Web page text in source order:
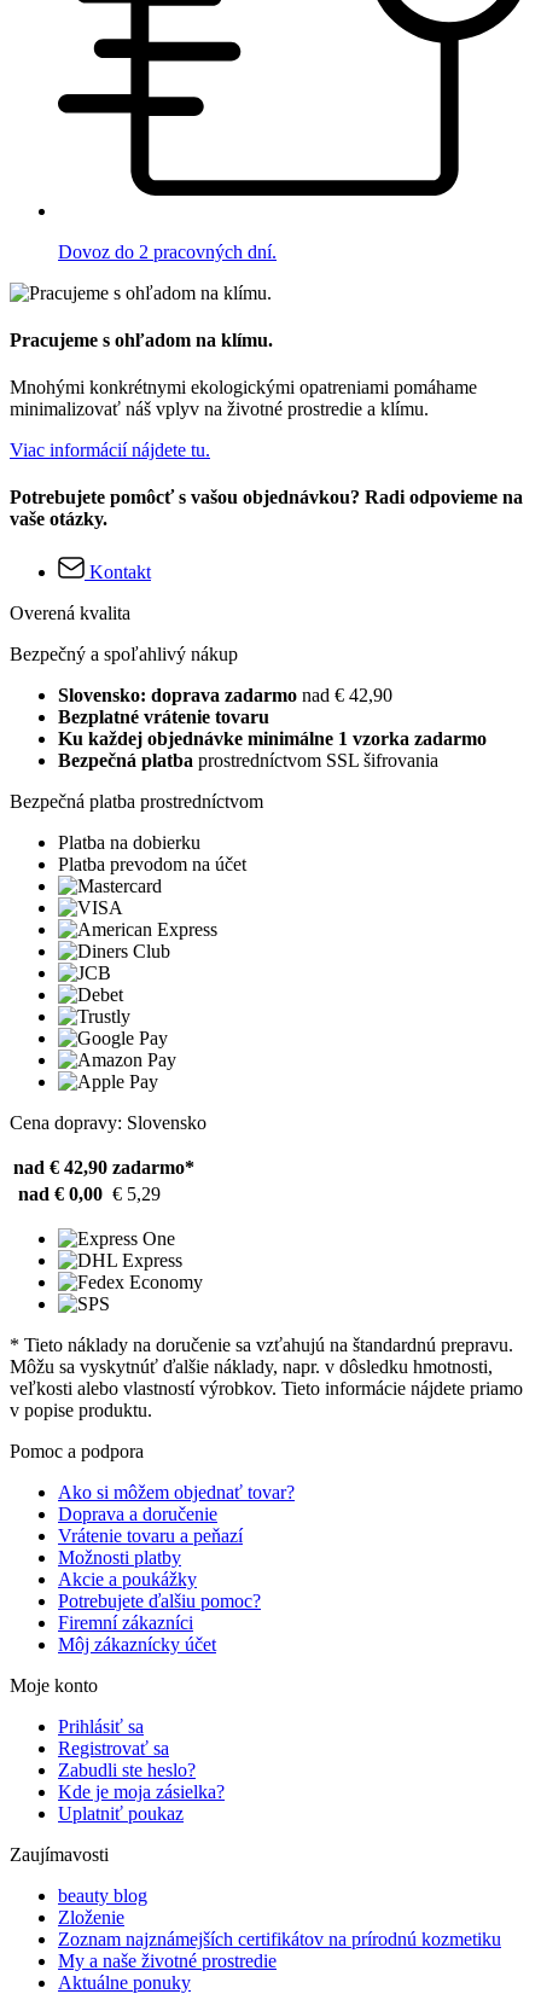
Dovoz do 2 pracovných dní.
Pracujeme s ohľadom na klímu.
Mnohými konkrétnymi ekologickými opatreniami pomáhame
minimalizovať náš vplyv na životné prostredie a klímu.
Viac informácií nájdete tu.
Potrebujete pomôcť s vašou objednávkou? Radi odpovieme na
vaše otázky.
Kontakt
Overená kvalita
Bezpečný a spoľahlivý nákup
Slovensko: doprava zadarmo nad € 42,90
Bezplatné vrátenie tovaru
Ku každej objednávke minimálne 1 vzorka zadarmo
Bezpečná platba prostredníctvom SSL šifrovania
Bezpečná platba prostredníctvom
Platba na dobierku
Platba prevodom na účet
Cena dopravy: Slovensko
nad € 42,90 zadarmo*
nad € 0,00 € 5,29
* Tieto náklady na doručenie sa vzťahujú na štandardnú prepravu.
Môžu sa vyskytnúť ďalšie náklady, napr. v dôsledku hmotnosti,
veľkosti alebo vlastností výrobkov. Tieto informácie nájdete priamo
v popise produktu.
Pomoc a podpora
Ako si môžem objednať tovar?
Doprava a doručenie
Vrátenie tovaru a peňazí
Možnosti platby
Akcie a poukážky
Potrebujete ďalšiu pomoc?
Firemní zákazníci
Môj zákaznícky účet
Moje konto
Prihlásiť sa
Registrovať sa
Zabudli ste heslo?
Kde je moja zásielka?
Uplatniť poukaz
Zaujímavosti
beauty blog
Zloženie
Zoznam najznámejších certifikátov na prírodnú kozmetiku
My a naše životné prostredie
Aktuálne ponuky